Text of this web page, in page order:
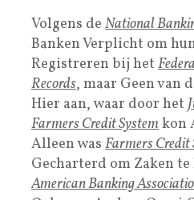
Volgens de National
Banken Verplicht om
Registreren bij het
Records, maar Geen van
Hier aan, waar door het
Farmers Credit Systemkon
Alleen was Farmers Credit
Gecharterd om Zaken te
American Banking